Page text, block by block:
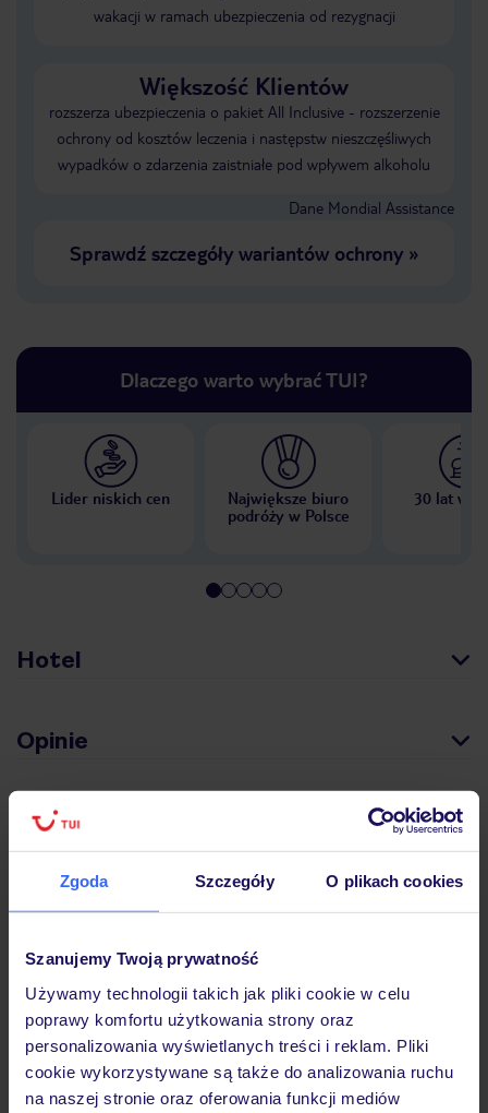
Zgoda Szczegóły O plikach cookies
Szanujemy Twoją prywatność
Używamy technologii takich jak pliki cookie w celu
poprawy komfortu użytkowania strony oraz
personalizowania wyświetlanych treści i reklam. Pliki
cookie wykorzystywane są także do analizowania ruchu
na naszej stronie oraz oferowania funkcji mediów
wakacji w ramach ubezpieczenia od rezygnacji
Większość Klientów
rozszerza ubezpieczenia o pakiet All Inclusive - rozszerzenie
ochrony od kosztów leczenia i następstw nieszczęśliwych
wypadków o zdarzenia zaistniałe pod wpływem alkoholu
Dane Mondial Assistance
Sprawdź szczegóły wariantów ochrony»
Dlaczego warto wybrać TUI?
Lider niskich cen
Największe biuro
podróży w Polsce
30 lat w
Hotel
Opinie
Pokoje
Atrakcje
Ważne informacje